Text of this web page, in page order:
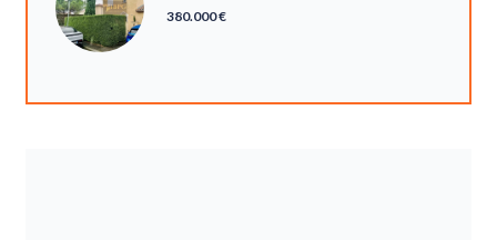
380.000 €